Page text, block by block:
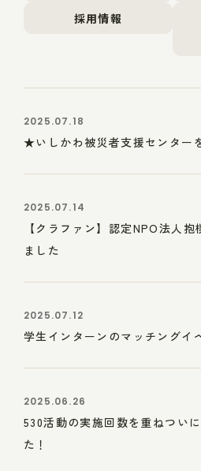
採用情報
2025.07.18
★いしかわ被災者支援センター
2025.07.14
【クラファン】認定NPO法人
ました
2025.07.12
学生インターンのマッチングイ
2025.06.26
530活動の実施回数を重ねつい
た！